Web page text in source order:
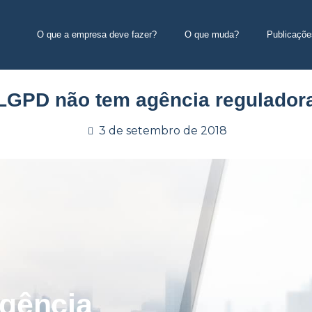
O que a empresa deve fazer? O que muda?
não tem agência
3 de setembro de 2018